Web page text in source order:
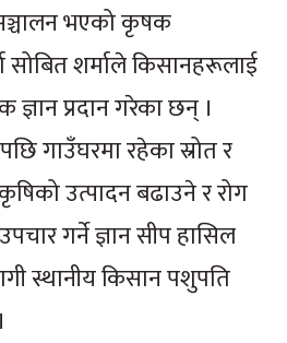
भएको कृषक
सोबित शर्माले किसानहरूलाई
ज्ञान प्रदान गरेका छन् ।
गाउँघरमा रहेका स्रोत र
उत्पादन बढाउने र रोग
गर्ने ज्ञान सीप हासिल
स्थानीय किसान पशुपति